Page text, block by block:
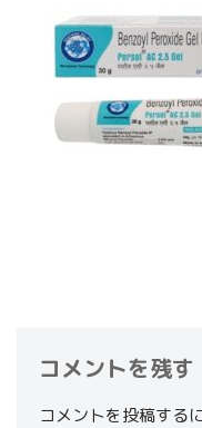
コメントを残す
コメントを投稿する